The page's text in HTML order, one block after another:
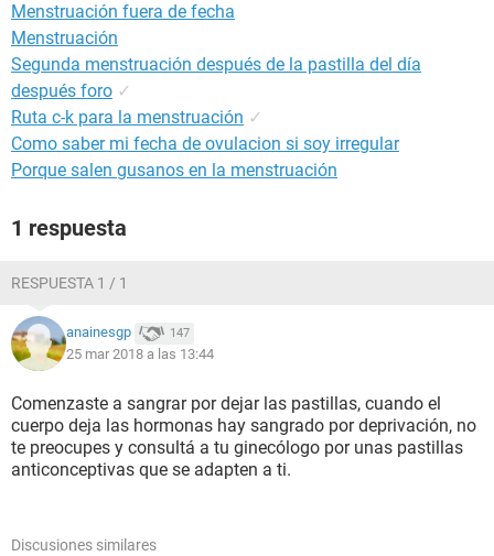
Menstruación fuera de fecha
Menstruación
Segunda menstruación después de la pastilla del día
después foro ✓
Ruta c-k para la menstruación ✓
Como saber mi fecha de ovulacion si soy irregular
Porque salen gusanos en la menstruación
1 respuesta
RESPUESTA 1 / 1
anainesgp 147
25 mar 2018 a las 13:44
Comenzaste a sangrar por dejar las pastillas, cuando el
cuerpo deja las hormonas hay sangrado por deprivación, no
te preocupes y consultá a tu ginecólogo por unas pastillas
anticonceptivas que se adapten a ti.
Discusiones similares